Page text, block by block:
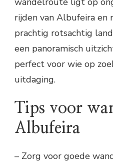
rijden van Albufeira en
prachtig rotsachtig
een panoramisch
perfect voor wie op
uitdaging.
Tips voor
Albufeira
– Zorg voor goede